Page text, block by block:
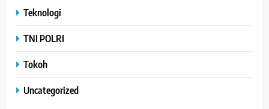
Teknologi
TNI POLRI
Tokoh
Uncategorized